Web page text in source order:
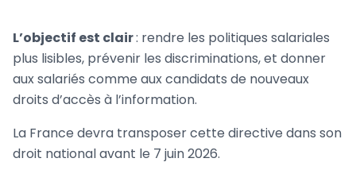
L’objectif est clair: rendre les politiques salariales
plus lisibles, prévenir les discriminations, et donner
aux salariés comme aux candidats de nouveaux
droits d’accès à l’information.
La France devra transposer cette directive dans son
droit national avant le 7 juin 2026.